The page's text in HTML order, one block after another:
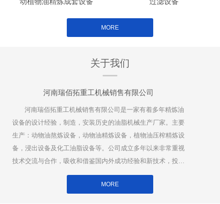
MORE
关于我们
河南瑞佰拓重工机械销售有限公司
河南瑞佰拓重工机械销售有限公司是一家有着多年精炼油
设备的设计经验，制造，安装历史的油脂机械生产厂家。主要
生产：动物油熬炼设备，动物油精炼设备，植物油压榨精炼设
备，浸出设备及化工油脂设备等。公司成立多年以来非常重视
技术交流与合作，吸收和借鉴国内外成功经验和新技术，投入
大量**用于新设备的研制和开发。
MORE